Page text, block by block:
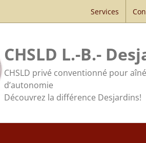
Services
CHSLD L.-B.-
CHSLD privé conventionné pour
d’autonomie
Découvrez la différence Desjardins!